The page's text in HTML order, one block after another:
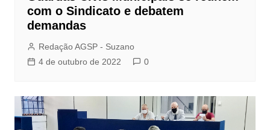
com o Sindicato e debatem
demandas
Redação AGSP - Suzano
4 de outubro de 2022
0